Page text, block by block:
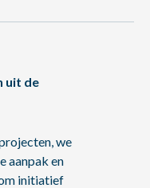
uit de
we
aanpak en
initiatief